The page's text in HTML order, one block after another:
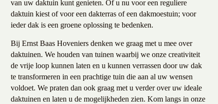
van uw daktuin kunt genieten. Of u nu voor een reguliere
daktuin kiest of voor een dakterras of een dakmoestuin; voor
ieder dak is een groene oplossing te bedenken.
Bij Ernst Baas Hoveniers denken we graag met u mee over
daktuinen. We houden van tuinen waarbij we onze creativiteit
de vrije loop kunnen laten en u kunnen verrassen door uw dak
te transformeren in een prachtige tuin die aan al uw wensen
voldoet. We praten dan ook graag met u verder over uw ideale
daktuinen en laten u de mogelijkheden zien. Kom langs in onze